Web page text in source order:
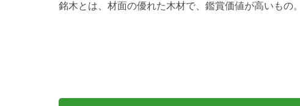
銘木とは、材面の優れた木材で、鑑賞価値が高いもの。